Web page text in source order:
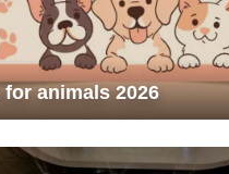
for animals 2026